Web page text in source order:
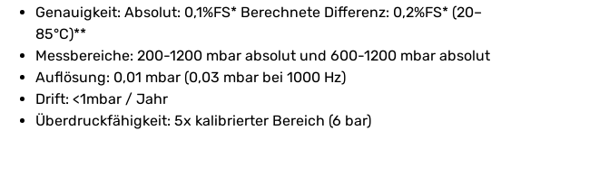
Genauigkeit: Absolut: 0,1%FS* Berechnete Differenz: 0,2%FS* (20–
85°C)**
Messbereiche: 200-1200 mbar absolut und 600-1200 mbar absolut
Auflösung: 0,01 mbar (0,03 mbar bei 1000 Hz)
Drift: <1mbar / Jahr
Überdruckfähigkeit: 5x kalibrierter Bereich (6 bar)